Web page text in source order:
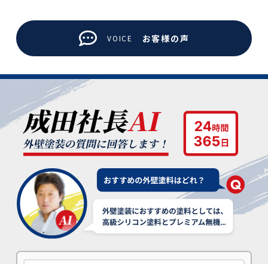
VOICE お客様の声